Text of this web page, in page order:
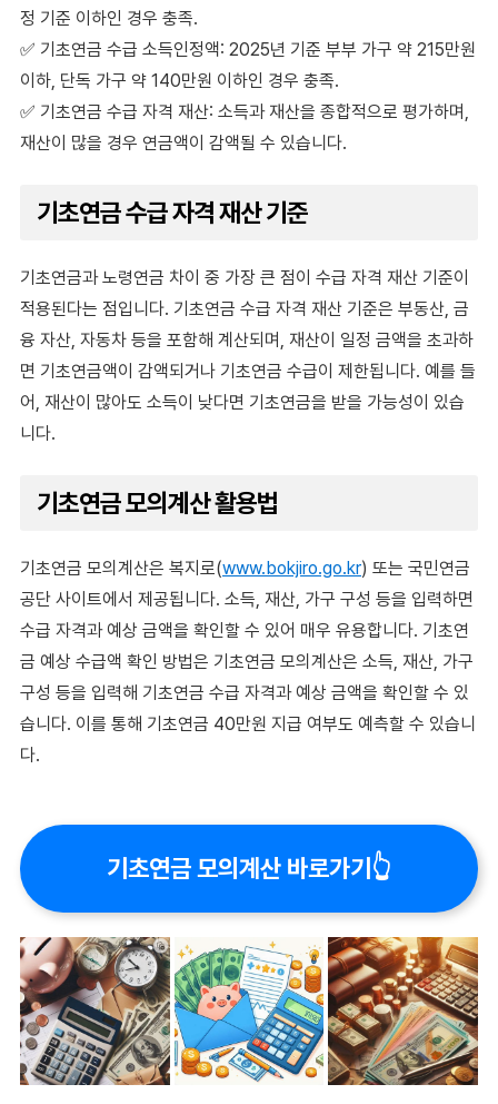
정 기준 이하인 경우 충족.
✅ 기초연금 수급 소득인정액: 2025년 기준 부부 가구 약 215만원
이하, 단독 가구 약 140만원 이하인 경우 충족.
✅ 기초연금 수급 자격 재산: 소득과 재산을 종합적으로 평가하며,
재산이 많을 경우 연금액이 감액될 수 있습니다.
기초연금 수급 자격 재산 기준
기초연금과 노령연금 차이 중 가장 큰 점이 수급 자격 재산 기준이
적용된다는 점입니다. 기초연금 수급 자격 재산 기준은 부동산, 금
융 자산, 자동차 등을 포함해 계산되며, 재산이 일정 금액을 초과하
면 기초연금액이 감액되거나 기초연금 수급이 제한됩니다. 예를 들
어, 재산이 많아도 소득이 낮다면 기초연금을 받을 가능성이 있습
니다.
기초연금 모의계산 활용법
기초연금 모의계산은 복지로(www.bokjiro.go.kr) 또는 국민연금
공단 사이트에서 제공됩니다. 소득, 재산, 가구 구성 등을 입력하면
수급 자격과 예상 금액을 확인할 수 있어 매우 유용합니다. 기초연
금 예상 수급액 확인 방법은 기초연금 모의계산은 소득, 재산, 가구
구성 등을 입력해 기초연금 수급 자격과 예상 금액을 확인할 수 있
습니다. 이를 통해 기초연금 40만원 지급 여부도 예측할 수 있습니
다.
기초연금 모의계산 바로가기👆